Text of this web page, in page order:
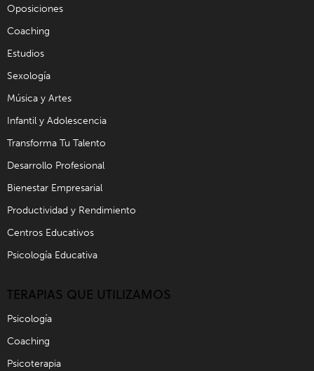
Oposiciones
Coaching
Estudios
Sexología
Música y Artes
Infantil y Adolescencia
Transforma Tu Talento
Desarrollo Profesional
Bienestar Empresarial
Productividad y Rendimiento
Centros Educativos
Psicología Educativa
TERAPIAS QUE UTILIZAMOS
Psicología
Coaching
Psicoterapia